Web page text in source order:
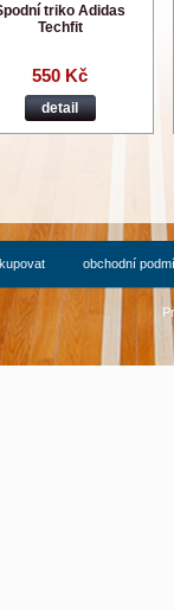
triko Adidas
Techfit
550 Kč
detail
obchodní